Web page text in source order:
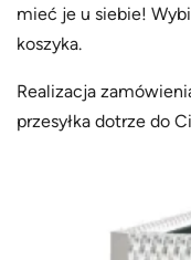
mieć je u siebie!
koszyka.
Realizacja
przesyłka dotrze do